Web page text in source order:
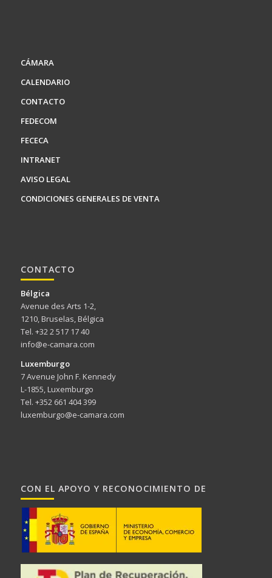
CÁMARA
CALENDARIO
CONTACTO
FEDECOM
FECECA
INTRANET
AVISO LEGAL
CONDICIONES GENERALES DE VENTA
CONTACTO
Bélgica
Avenue des Arts 1-2,
1210, Bruselas, Bélgica
Tel. +32 2 517 17 40
info@e-camara.com
Luxemburgo
7 Avenue John F. Kennedy
L-1855, Luxemburgo
Tel. +352 661 404 399
luxemburgo@e-camara.com
CON EL APOYO Y RECONOCIMIENTO DE